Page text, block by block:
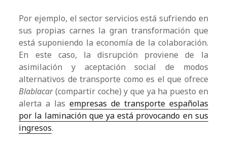
Por ejemplo, el sector servicios está sufriendo en
sus propias carnes la gran transformación que
está suponiendo la economía de la colaboración.
En este caso, la disrupción proviene de la
asimilación y aceptación social de modos
alternativos de transporte como es el que ofrece
Blablacar(compartir coche) y que ya ha puesto en
alerta a las empresas de transporte españolas
por la laminación que ya está provocando en sus
ingresos.